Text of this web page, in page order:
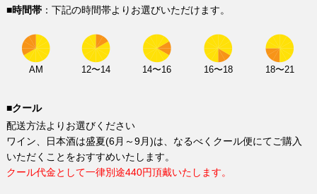
■時間帯：下記の時間帯よりお選びいただけます。
AM 12〜14 14〜16 16〜18 18〜21
■クール
配送方法よりお選びください
ワイン、日本酒は盛夏(6月～9月)は、なるべくクール便にてご購入
いただくことをおすすめいたします。
クール代金として一律別途440円頂戴いたします。